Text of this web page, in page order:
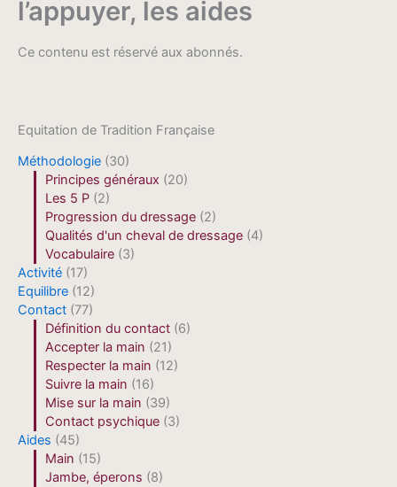
Equitation de Tradition Française
Méthodologie (30)
Principes généraux (20)
Les 5 P (2)
Progression du dressage (2)
Qualités d'un cheval de dressage (4)
Vocabulaire (3)
Activité (17)
Equilibre (12)
Contact (77)
Définition du contact (6)
Accepter la main (21)
Respecter la main (12)
Suivre la main (16)
Mise sur la main (39)
Contact psychique (3)
Aides (45)
Main (15)
Jambe, éperons (8)
l’appuyer, les aides
Ce contenu est réservé aux abonnés.